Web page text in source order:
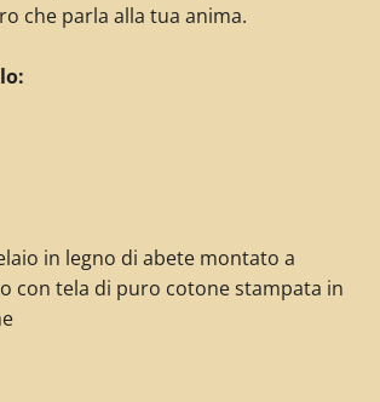
che parla alla tua anima.
in legno di abete montato a
con tela di puro cotone stampata in